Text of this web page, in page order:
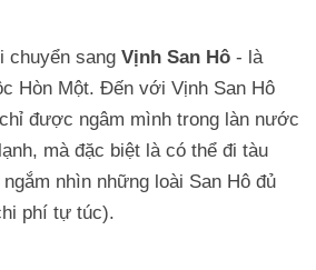
chuyển sang Vịnh San Hô - là
Hòn Một. Đến với Vịnh San Hô
được ngâm mình trong làn nước
mà đặc biệt là có thể đi tàu
nhìn những loài San Hô đủ
phí tự túc).